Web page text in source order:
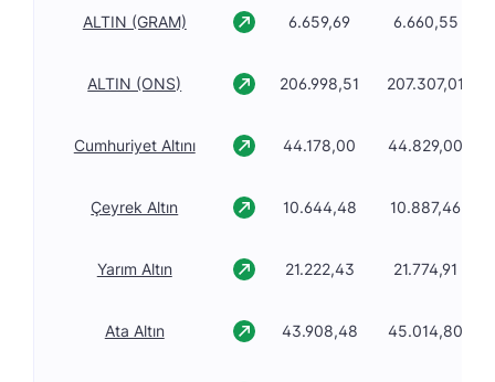
ALTIN (GRAM) 6.659,69 6.660,55
ALTIN (ONS) 206.998,51 207.307,01
Cumhuriyet Altını 44.178,00 44.829,00
Çeyrek Altın 10.644,48 10.887,46
Yarım Altın 21.222,43 21.774,91
Ata Altın 43.908,48 45.014,80